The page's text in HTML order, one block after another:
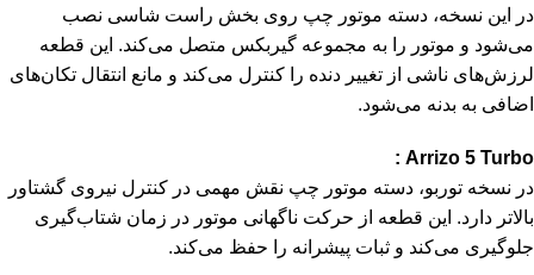
در این نسخه، دسته موتور چپ روی بخش راست شاسی نصب
می‌شود و موتور را به مجموعه گیربکس متصل می‌کند. این قطعه
لرزش‌های ناشی از تغییر دنده را کنترل می‌کند و مانع انتقال تکان‌های
اضافی به بدنه می‌شود.
Arrizo 5 Turbo :
در نسخه توربو، دسته موتور چپ نقش مهمی در کنترل نیروی گشتاور
بالاتر دارد. این قطعه از حرکت ناگهانی موتور در زمان شتاب‌گیری
جلوگیری می‌کند و ثبات پیشرانه را حفظ می‌کند.